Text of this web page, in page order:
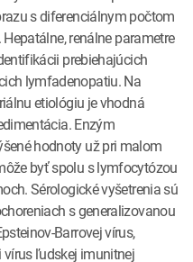
s diferenciálnym počtom
renálne parametre
prebiehajúcich
lymfadenopatiu. Na
etiológiu je vhodná
Enzým
hodnoty už pri malom
byť spolu s lymfocytózou
Sérologické vyšetrenia sú
s generalizovanou
Barrovej vírus,
ľudskej imunitnej